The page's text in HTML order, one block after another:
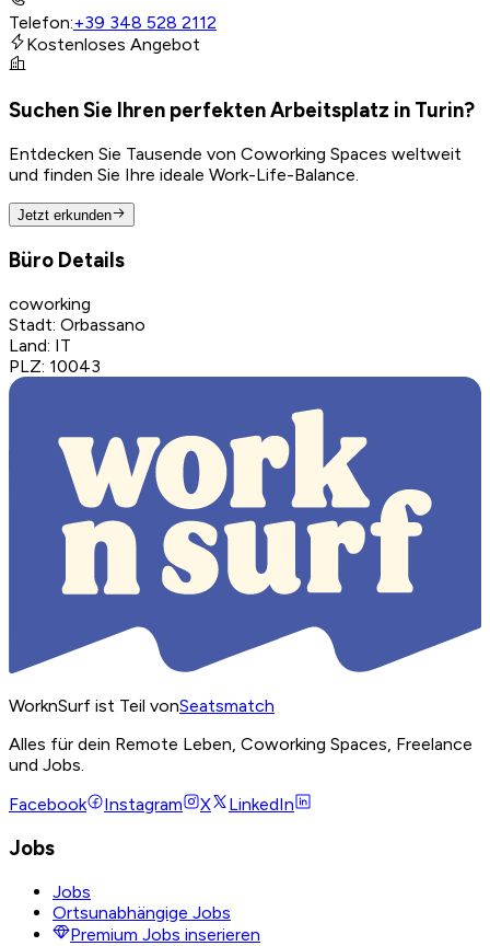
Telefon:+39 348 528 2112
Kostenloses Angebot
Suchen Sie Ihren perfekten Arbeitsplatz in Turin?
Entdecken Sie Tausende von Coworking Spaces weltweit
und finden Sie Ihre ideale Work-Life-Balance.
Jetzt erkunden
Büro Details
coworking
Stadt: Orbassano
Land: IT
PLZ: 10043
WorknSurf ist Teil vonSeatsmatch
Alles für dein Remote Leben, Coworking Spaces, Freelance
und Jobs.
Facebook
Instagram X LinkedIn
Jobs
Jobs
Ortsunabhängige Jobs
Premium Jobs inserieren